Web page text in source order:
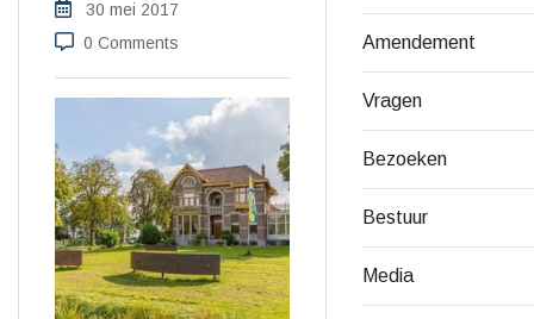
30 mei 2017
0 Comments
Amendement
Vragen
Bezoeken
Bestuur
Media